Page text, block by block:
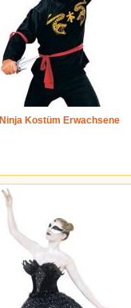
Ninja Kostüm Erwachsene